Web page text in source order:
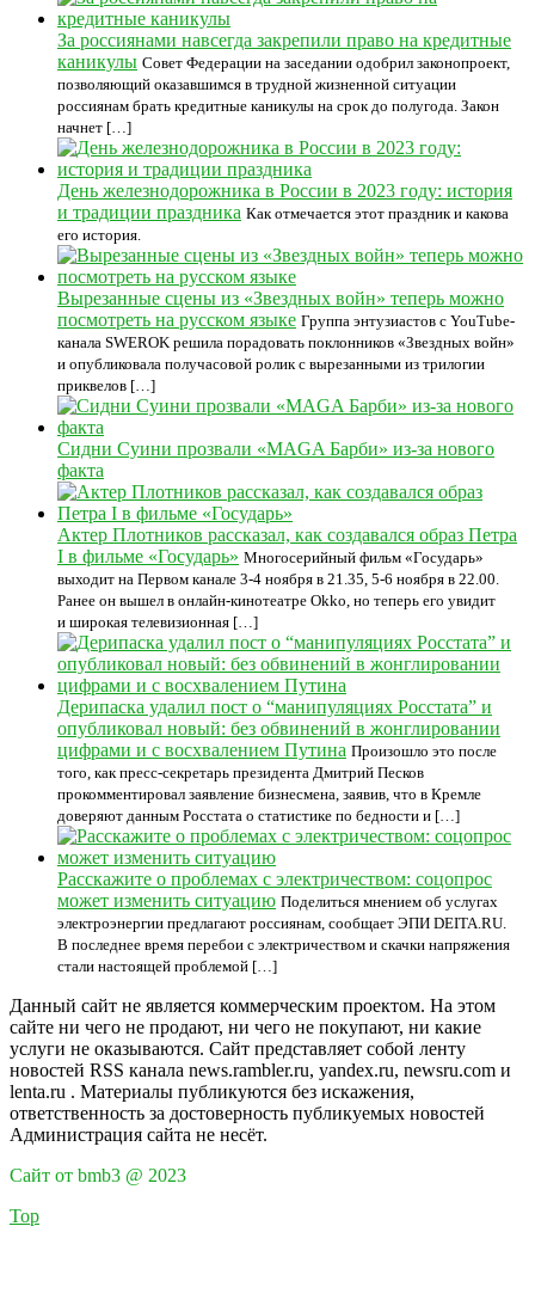
За россиянами навсегда закрепили право на кредитные
каникулы Совет Федерации на заседании одобрил законопроект,
позволяющий оказавшимся в трудной жизненной ситуации
россиянам брать кредитные каникулы на срок до полугода. Закон
начнет […]
День железнодорожника в России в 2023 году: история
и традиции праздника Как отмечается этот праздник и какова
его история.
Вырезанные сцены из «Звездных войн» теперь можно
посмотреть на русском языке Группа энтузиастов с YouTube-
канала SWEROK решила порадовать поклонников «Звездных войн»
и опубликовала получасовой ролик с вырезанными из трилогии
приквелов […]
Сидни Суини прозвали «MAGA Барби» из-за нового
факта
Актер Плотников рассказал, как создавался образ Петра
I в фильме «Государь» Многосерийный фильм «Государь»
выходит на Первом канале 3-4 ноября в 21.35, 5-6 ноября в 22.00.
Ранее он вышел в онлайн-кинотеатре Okko, но теперь его увидит
и широкая телевизионная […]
Дерипаска удалил пост о “манипуляциях Росстата” и
опубликовал новый: без обвинений в жонглировании
цифрами и с восхвалением Путина Произошло это после
того, как пресс-секретарь президента Дмитрий Песков
прокомментировал заявление бизнесмена, заявив, что в Кремле
доверяют данным Росстата о статистике по бедности и […]
Расскажите о проблемах с электричеством: соцопрос
может изменить ситуацию Поделиться мнением об услугах
электроэнергии предлагают россиянам, сообщает ЭПИ DEITA.RU.
В последнее время перебои с электричеством и скачки напряжения
стали настоящей проблемой […]
Данный сайт не является коммерческим проектом. На этом
сайте ни чего не продают, ни чего не покупают, ни какие
услуги не оказываются. Сайт представляет собой ленту
новостей RSS канала news.rambler.ru, yandex.ru, newsru.com и
lenta.ru . Материалы публикуются без искажения,
ответственность за достоверность публикуемых новостей
Администрация сайта не несёт.
Сайт от bmb3 @ 2023
Top